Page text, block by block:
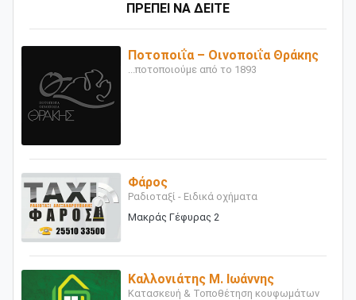
ΠΡΕΠΕΙ ΝΑ ΔΕΙΤΕ
Ποτοποιΐα – Οινοποιΐα Θράκης
...ποτοποιούμε από το 1893
Φάρος
Ραδιοταξί - Ειδικά οχήματα
Μακράς Γέφυρας 2
Καλλονιάτης Μ. Ιωάννης
Κατασκευή & Τοποθέτηση κουφωμάτων